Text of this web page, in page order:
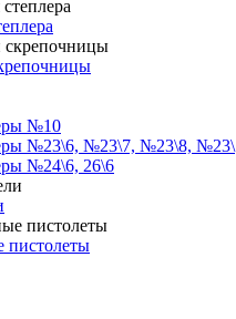
№10
№23\6, №23\7, №23\8, №23\
№24\6, 26\6
пистолеты